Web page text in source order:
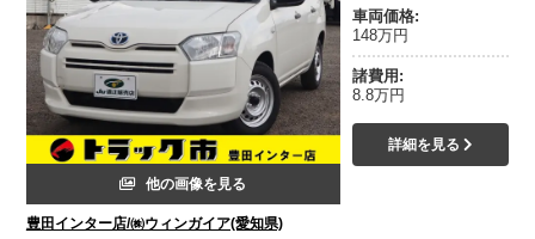
他の画像を見る
豊田インター店/㈱ウィンガイア(愛知県)
車両価格:
148万円
諸費用:
8.8万円
詳細を見る